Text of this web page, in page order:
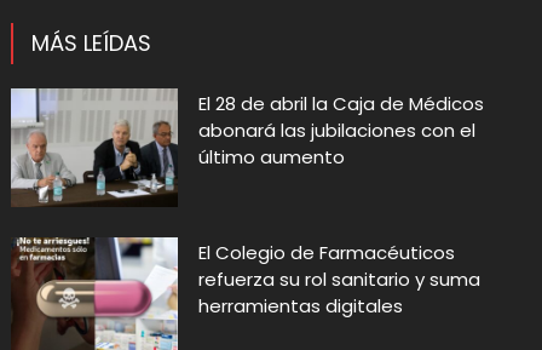
MÁS LEÍDAS
El 28 de abril la Caja de Médicos
abonará las jubilaciones con el
último aumento
El Colegio de Farmacéuticos
refuerza su rol sanitario y suma
herramientas digitales